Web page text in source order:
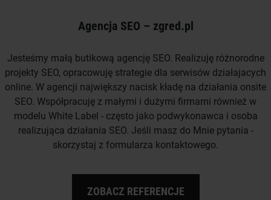
Agencja SEO – zgred.pl
Jesteśmy małą butikową agencję SEO. Realizuję różnorodne
projekty SEO, opracowuję strategie dla serwisów działajacych
online. W agencji największy nacisk kładę na działania onsite
SEO. Współpracuję z małymi i dużymi firmami również w
modelu White Label - często jako podwykonawca i osoba
realizująca działania SEO. Jeśli masz do Mnie pytania -
skorzystaj z formularza kontaktowego.
ZOBACZ REFERENCJE